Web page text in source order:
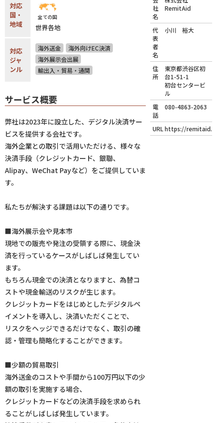
対応
国・
地域
全ての国
世界各地
対応
ジャ
ンル
海外送金
海外向けEC決済
海外展示会出展
輸出入・貿易・通関
サービス概要
弊社は2023年に設立した、デジタル決済サー
ビスを提供する会社です。
海外企業との取引で活用いただける、様々な
決済手段（クレジットカード、銀聯、
Alipay、WeChat Payなど）をご提供していま
す。
私たちが解決する課題は以下の通りです。
■海外展示会や見本市
現地での販売や発注の受領する際に、現金決
済を行っているケースがしばしば発生してい
ます。
もちろん現金での決済となりますと、為替コ
ストや現金輸送のリスクが生じます。
クレジットカードをはじめとしたデジタルペ
イメントを導入し、決済いただくことで、
リスクをヘッジできるだけでなく、取引の確
認・管理も簡略化することができます。
■少額の貿易取引
海外送金のコストや手間から100万円以下の少
額の取引を実施する場合、
クレジットカードなどの決済手段を求められ
ることがしばしば発生しています。
社
名
RemitAid
代
表
者
名
小川 裕大
住
所
東京都渋谷区初
台1-51-1
初台センタービ
ル
電
話
080-4863-2063
URL https://